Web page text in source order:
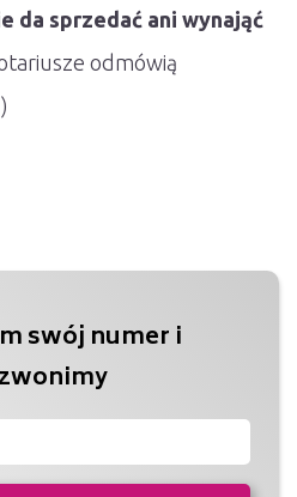
da sprzedać ani wynająć
odmówią
swój numer i